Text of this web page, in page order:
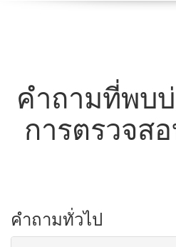
คําถามที่พบ
การตรวจส
คําถามทั่วไป